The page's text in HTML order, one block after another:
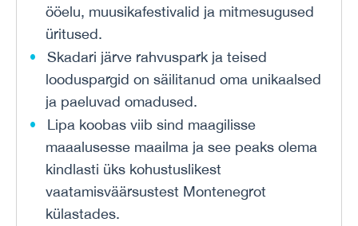
ööelu, muusikafestivalid ja mitmesugused
üritused.
Skadari järve rahvuspark ja teised
looduspargid on säilitanud oma unikaalsed
ja paeluvad omadused.
Lipa koobas viib sind maagilisse
maaalusesse maailma ja see peaks olema
kindlasti üks kohustuslikest
vaatamisväärsustest Montenegrot
külastades.